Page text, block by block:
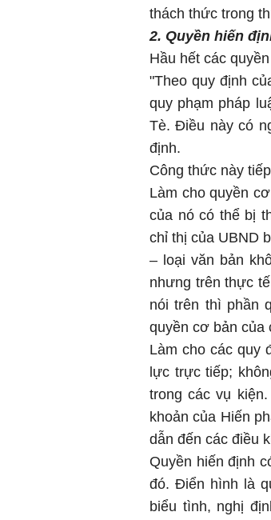
thách thức trong
2. Quyền hiến
Hầu hết các
"Theo quy định
quy phạm pháp
Tè. Điều này có
định.
Công thức này
Làm cho quyền
của nó có thể bị
chỉ thị của UBND
– loại văn bản
nhưng trên thực
nói trên thì phần
quyền cơ bản của
Làm cho các quy
lực trực tiếp;
trong các vụ
khoản của Hiến
dẫn đến các điều
Quyền hiến định
đó. Điển hình là
biểu tình, nghị